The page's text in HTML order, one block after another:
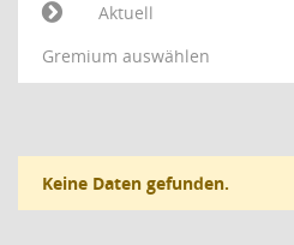
Aktuell
Gremium auswählen
Keine Daten gefunden.